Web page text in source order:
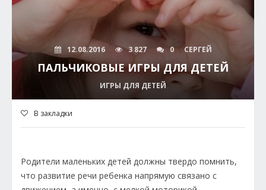
12.08.2016 3 827 0 СЕРГЕЙ
ПАЛЬЧИКОВЫЕ ИГРЫ ДЛЯ ДЕТЕЙ
ИГРЫ ДЛЯ ДЕТЕЙ
В закладки
Родители маленьких детей должны твердо помнить,
что развитие речи ребенка напрямую связано с